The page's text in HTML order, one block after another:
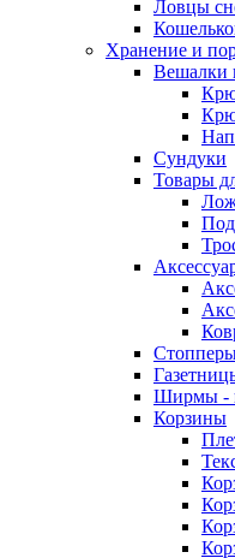
Ловцы
Хранение и
Вешалки
Сундуки
Товары
Ширмы -
Корзины